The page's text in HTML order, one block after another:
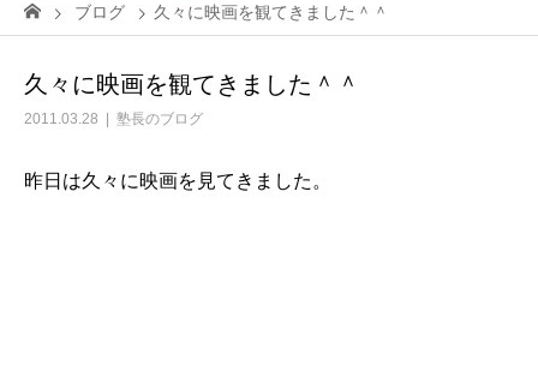
ブログ 久々に映画を観てきました＾＾
久々に映画を観てきました＾＾
2011.03.28 塾長のブログ
昨日は久々に映画を見てきました。